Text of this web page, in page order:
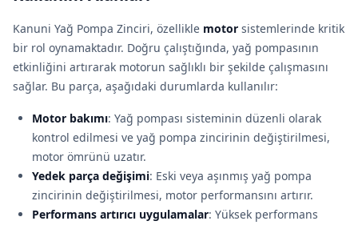
Kanuni Yağ Pompa Zinciri, özellikle motor sistemlerinde kritik
bir rol oynamaktadır. Doğru çalıştığında, yağ pompasının
etkinliğini artırarak motorun sağlıklı bir şekilde çalışmasını
sağlar. Bu parça, aşağıdaki durumlarda kullanılır:
Motor bakımı: Yağ pompası sisteminin düzenli olarak
kontrol edilmesi ve yağ pompa zincirinin değiştirilmesi,
motor ömrünü uzatır.
Yedek parça değişimi: Eski veya aşınmış yağ pompa
zincirinin değiştirilmesi, motor performansını artırır.
Performans artırıcı uygulamalar: Yüksek performans